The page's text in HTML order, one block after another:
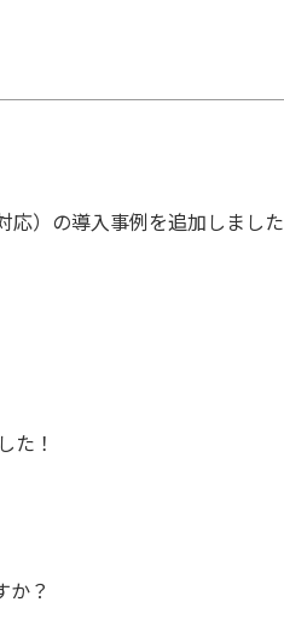
応）の導入事例を追加しました
た！
か？